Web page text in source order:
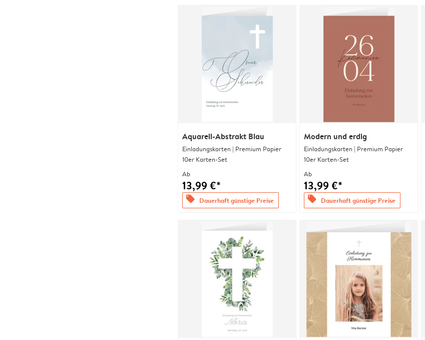
Aquarell-Abstrakt Blau
Einladungskarten | Premium Papier
10er Karten-Set
Ab
13,99 €*
offers Dauerhaft günstige Preise
Modern und erdig
Einladungskarten | Premium Papier
10er Karten-Set
Ab
13,99 €*
offers Dauerhaft günstige Preise